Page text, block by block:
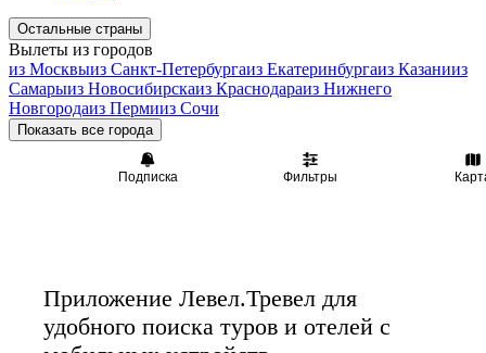
Подписка Фильтры
Остальные страны
Вылеты из городов
из Москвыиз Санкт-Петербургаиз Екатеринбургаиз Казанииз
Самарыиз Новосибирскаиз Краснодараиз Нижнего
Новгородаиз Пермииз Сочи
Показать все города
Приложение Левел.Тревел для
удобного поиска туров и отелей с